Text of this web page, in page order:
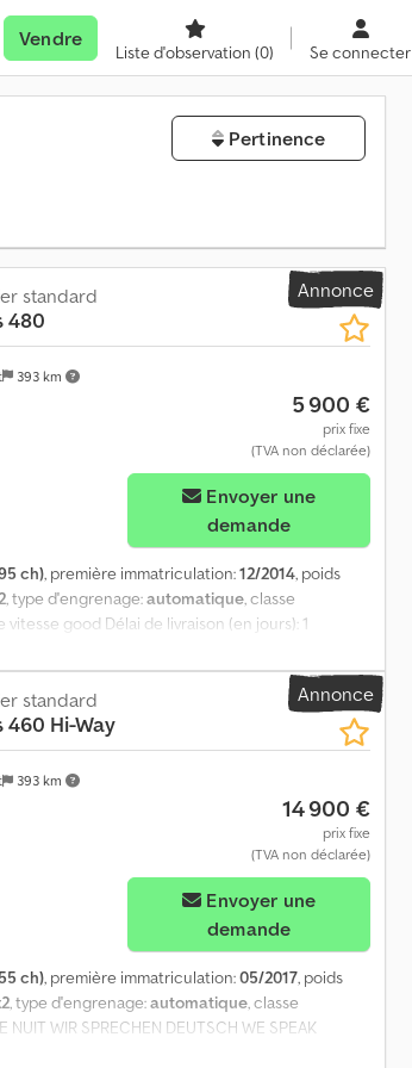
Vendre
Liste d'observation (0) Se connecter
Pertinence
Annonce
393 km
standard
480
5 900 €
prix fixe
(TVA non déclarée)
demande
ch), première immatriculation:12/2014, poids
, type d'engrenage:automatique, classe
good Délai de livraison (en jours): 1
Annonce
393 km
standard
460 Hi-Way
14 900 €
prix fixe
(TVA non déclarée)
demande
ch), première immatriculation:05/2017, poids
, type d'engrenage:automatique, classe
NUIT WIR SPRECHEN DEUTSCH WE SPEAK
Herf GOVORIM SERPSKI FOLMI SHQIPE Délai